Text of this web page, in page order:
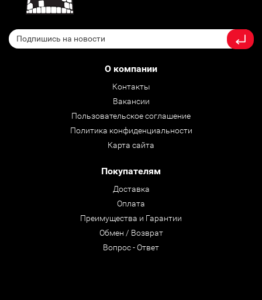
О компании
Контакты
Вакансии
Пользовательское соглашение
Политика конфиденциальности
Карта сайта
Покупателям
Доставка
Оплата
Преимущества и Гарантии
Обмен / Возврат
Вопрос - Ответ